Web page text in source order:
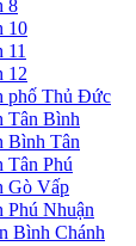
8
10
11
12
phố Thủ Đức
Tân Bình
Bình Tân
Tân Phú
Gò Vấp
Phú Nhuận
Bình Chánh